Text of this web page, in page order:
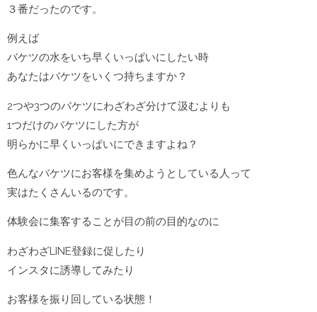
３番だったのです。
例えば
バケツの水をいち早くいっぱいにしたい時
あなたはバケツをいくつ持ちますか？
2つや3つのバケツにわざわざ分けて汲むよりも
1つだけのバケツにした方が
明らかに早くいっぱいにできますよね？
色んなバケツにお客様を集めようとしている人って
実はたくさんいるのです。
体験会に集客することが目の前の目的なのに
わざわざLINE登録に促したり
インスタに誘導してみたり
お客様を振り回している状態！